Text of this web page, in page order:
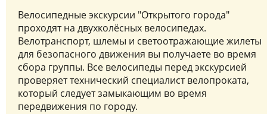
Велосипедные экскурсии "Открытого города"
проходят на двухколёсных велосипедах.
Велотранспорт, шлемы и светоотражающие жилеты
для безопасного движения вы получаете во время
сбора группы. Все велосипеды перед экскурсией
проверяет технический специалист велопроката,
который следует замыкающим во время
передвижения по городу.